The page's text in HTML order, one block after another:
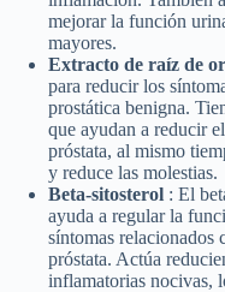
mejorar la función
mayores.
Extracto de raíz de
para reducir los
prostática benigna.
que ayudan a reducir
próstata, al mismo
y reduce las molestias.
Beta-sitosterol : El
ayuda a regular la
síntomas relacionados
próstata. Actúa
inflamatorias nocivas,